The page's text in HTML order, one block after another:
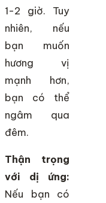
1-2 giờ. Tuy
nhiên, nếu
bạn muốn
hương vị
mạnh hơn,
bạn có thể
ngâm qua
đêm.
Thận trọng
với dị ứng:
Nếu bạn có